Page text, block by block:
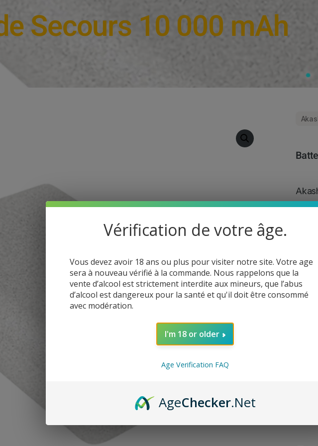
Secours 10 000 mAh
Vérification de votre âge.
Vous devez avoir 18 ans ou plus pour visiter notre site. Votre age
sera à nouveau vérifié à la commande. Nous rappelons que la
vente d’alcool est strictement interdite aux mineurs, que l’abus
d’alcool est dangereux pour la santé et qu'il doit être consommé
avec modération.
I'm 18 or older
Age Verification FAQ
AgeChecker.Net